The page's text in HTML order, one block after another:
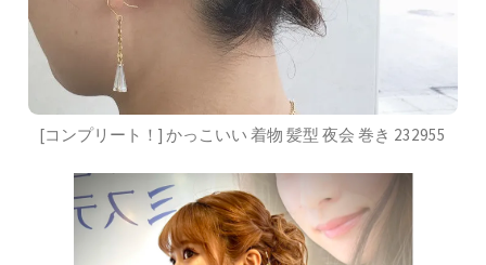
[コンプリート！] かっこいい 着物 髪型 夜会 巻き 232955